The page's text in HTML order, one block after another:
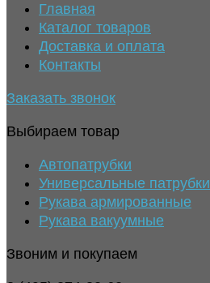
Главная
Каталог товаров
Доставка и оплата
Контакты
Заказать звонок
Выбираем товар
Автопатрубки
Универсальные патрубки
Рукава армированные
Рукава вакуумные
Звоним и покупаем